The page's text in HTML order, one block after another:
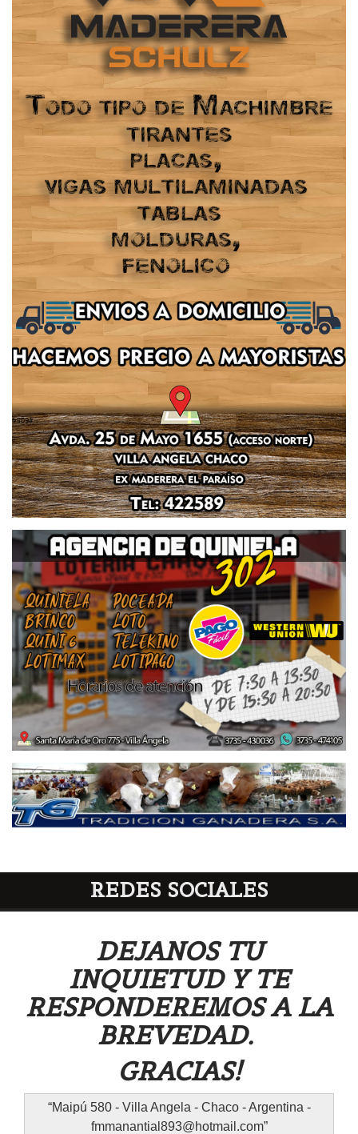
REDES SOCIALES
DEJANOS TU
INQUIETUD Y TE
RESPONDEREMOS A LA
BREVEDAD.
GRACIAS!
Maipú 580 - Villa Angela - Chaco - Argentina -
fmmanantial893@hotmail.com